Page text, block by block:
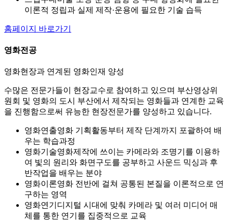
이론적 정립과 실제 제작·운용에 필요한 기술 습득
홈페이지 바로가기
영화전공
영화현장과 연계된 영화인재 양성
수많은 전문가들이 현장교수로 참여하고 있으며 부산영상위
원회 및 영화의 도시 부산에서 제작되는 영화들과 연계한 교육
을 진행함으로써 유능한 현장전문가를 양성하고 있습니다.
영화연출영화 기획활동부터 제작 단계까지 포괄하여 배
우는 학습과정
영화기술영화제작에 쓰이는 카메라와 조명기를 이용하
여 빛의 원리와 화면구도를 공부하고 사운드 믹싱과 후
반작업을 배우는 분야
영화이론영화 전반에 걸쳐 공통된 본질을 이론적으로 연
구하는 영역
영화연기 디지털 시대에 맞춰 카메라 및 여러 미디어 매
체를 통한 연기를 집중적으로 교육